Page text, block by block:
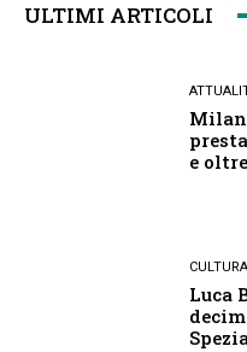
ULTIMI ARTICOLI
e
CULTURA
Luca